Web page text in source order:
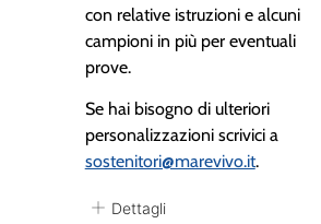
con relative istruzioni e alcuni
campioni in più per eventuali
prove.
Se hai bisogno di ulteriori
personalizzazioni scrivici a
sostenitori@marevivo.it.
Dettagli